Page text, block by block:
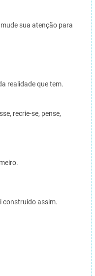
sua atenção para
realidade que tem.
recrie-se, pense,
construído assim.